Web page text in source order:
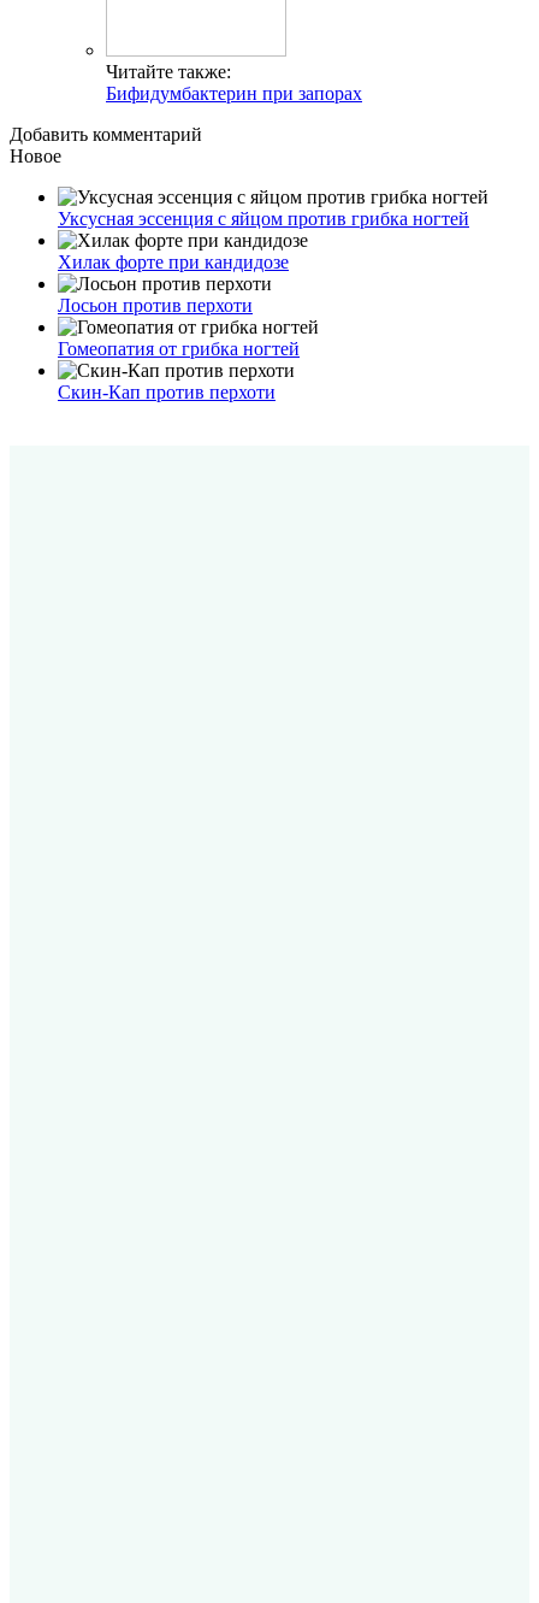
Читайте также:
Бифидумбактерин при запорах
Добавить комментарий
Новое
Уксусная эссенция с яйцом против грибка ногтей
Хилак форте при кандидозе
Лосьон против перхоти
Гомеопатия от грибка ногтей
Скин-Кап против перхоти